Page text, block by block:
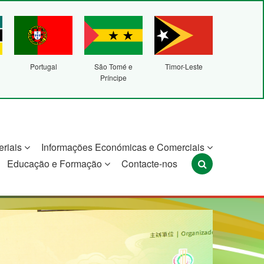
Portugal
São Tomé e
Príncipe
Timor-Leste
Informações Económicas e Comerciais
Educação e Formação Contacte-nos